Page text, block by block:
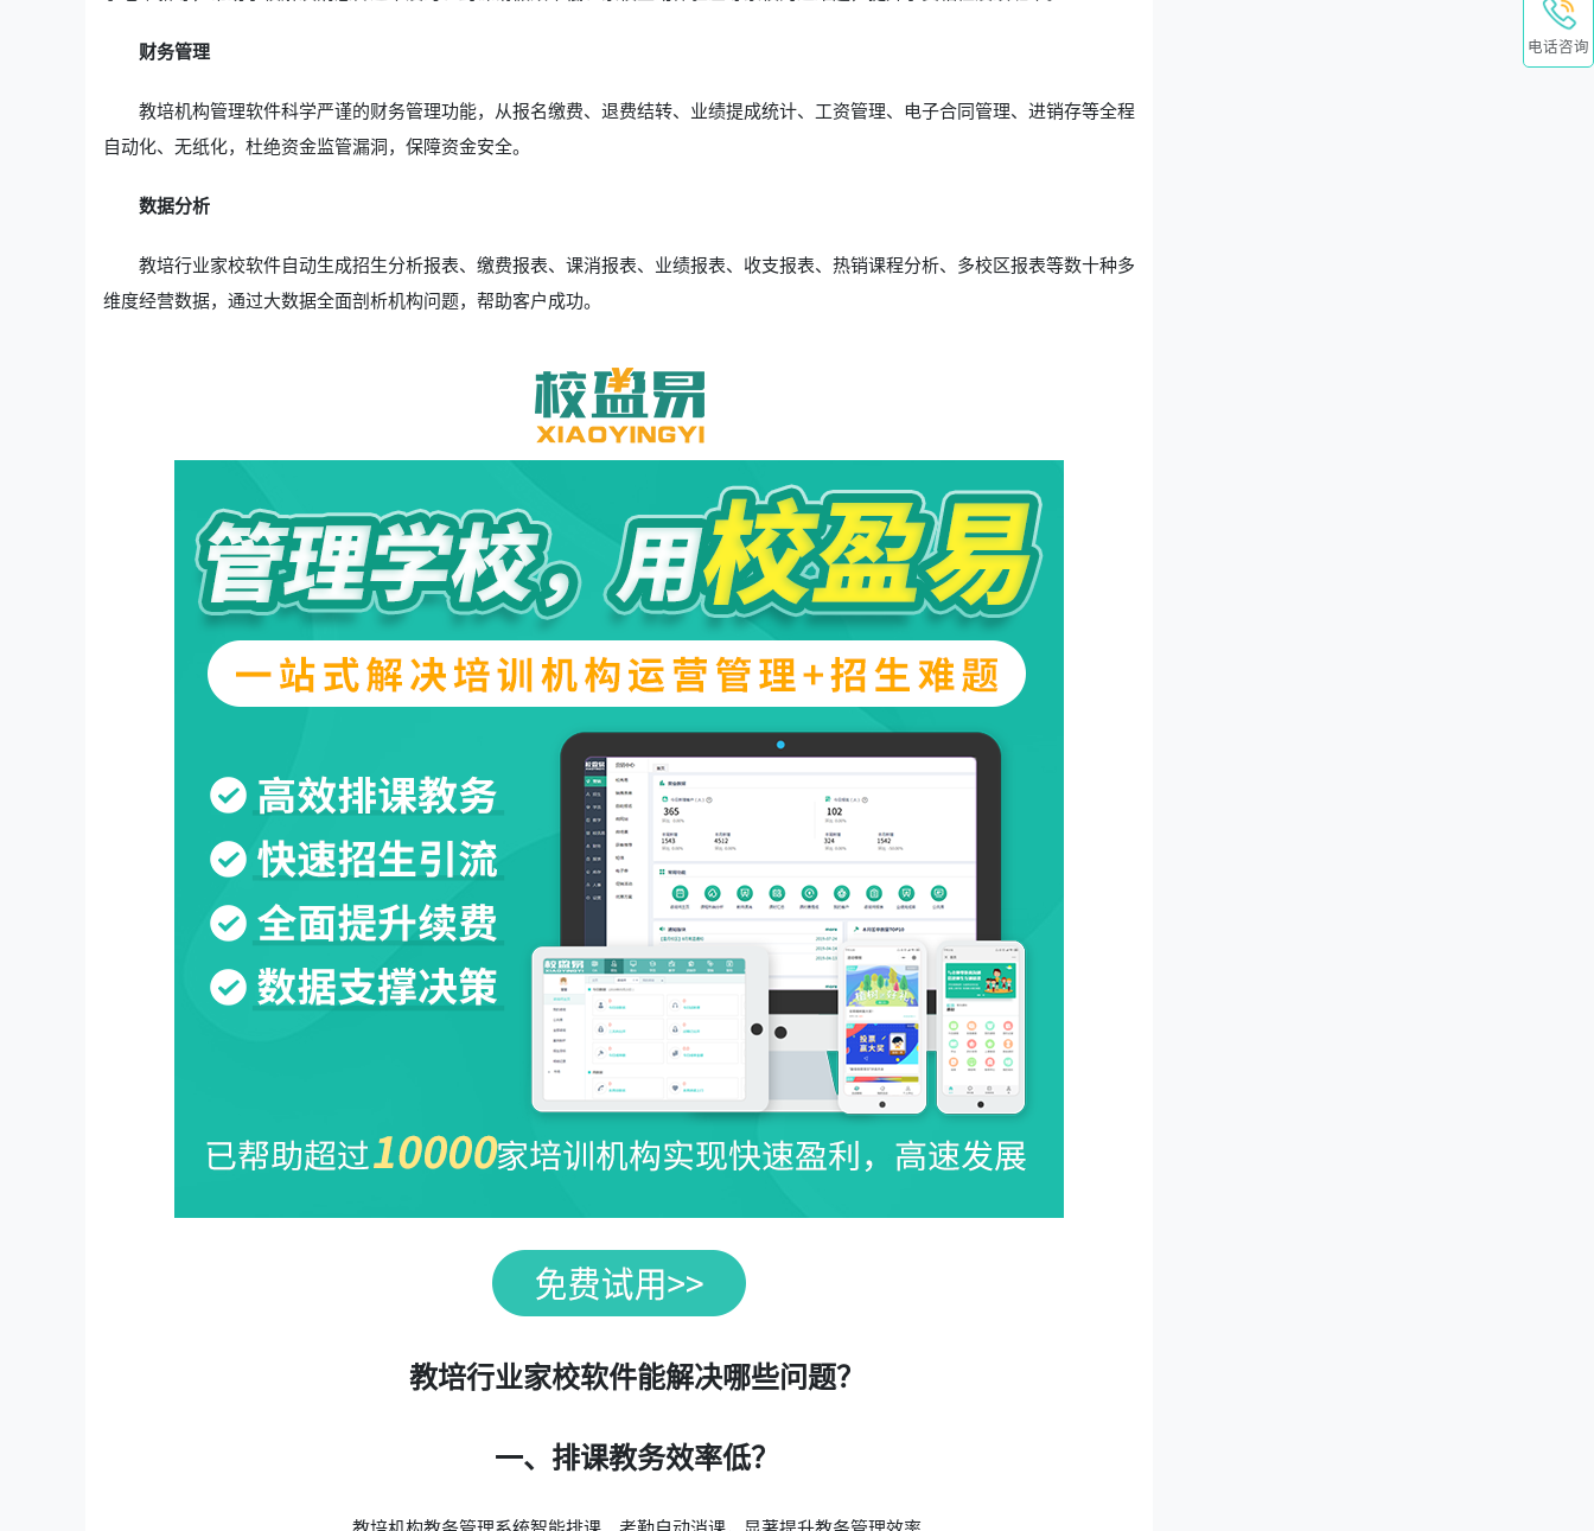
财务管理
教培机构管理软件科学严谨的财务管理功能，从报名缴费、退费结转、业绩提成统计、工资管理、电子合同管理、进销存等全程
自动化、无纸化，杜绝资金监管漏洞，保障资金安全。
数据分析
教培行业家校软件自动生成招生分析报表、缴费报表、课消报表、业绩报表、收支报表、热销课程分析、多校区报表等数十种多
维度经营数据，通过大数据全面剖析机构问题，帮助客户成功。
教培行业家校软件能解决哪些问题？
一、排课教务效率低？
电话咨询